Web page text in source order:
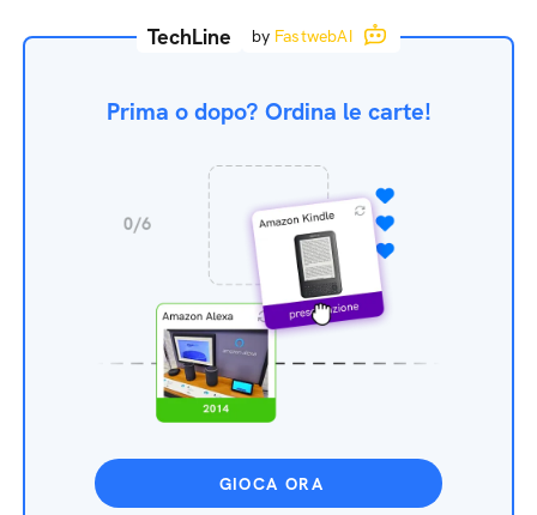
TechLine by FastwebAI
Prima o dopo? Ordina le carte!
GIOCA ORA